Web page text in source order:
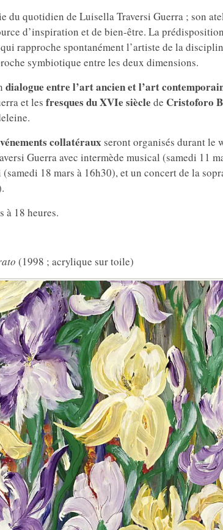
du quotidien de Luisella Traversi Guerra ; son
d’inspiration et de bien-être. La
rapproche spontanément l’artiste de la
symbiotique entre les deux dimensions.
dialogue entre l’art ancien et l’art
et les fresques du XVIe siècle de Cristoforo
collatéraux seront organisés durant le
Guerra avec intermède musical (samedi 11
18 mars à 16h30), et un concert de la
à 18 heures.
(1998 ; acrylique sur toile)